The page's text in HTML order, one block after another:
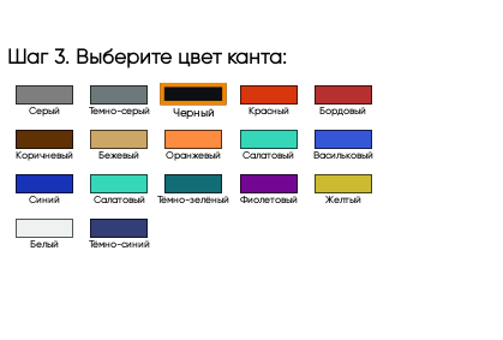
Шаг 3. Выберите цвет канта:
Серый Темно-серый Черный Красный Бордовый
Коричневый Бежевый Оранжевый Салатовый Васильковый
Синий Салатовый Тёмно-зелёный Фиолетовый Желтый
Белый Тёмно-синий